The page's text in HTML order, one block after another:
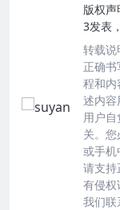
版权声
3发表
转载说
正确
程和内
述内容
用户
关。
或手机
请支持
有侵
我们联